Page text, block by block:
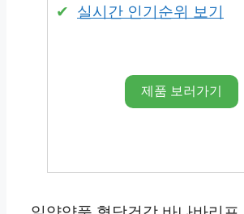
실시간 인기순위 보기
제품 보러가기